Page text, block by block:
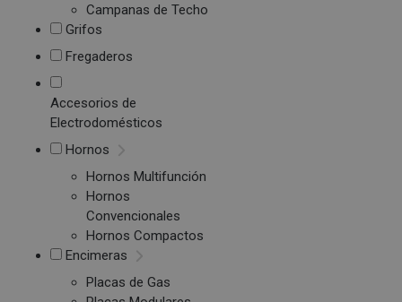
Campanas de Techo
Grifos
Fregaderos
Accesorios de
Electrodomésticos
Hornos
Hornos Multifunción
Hornos
Convencionales
Hornos Compactos
Encimeras
Placas de Gas